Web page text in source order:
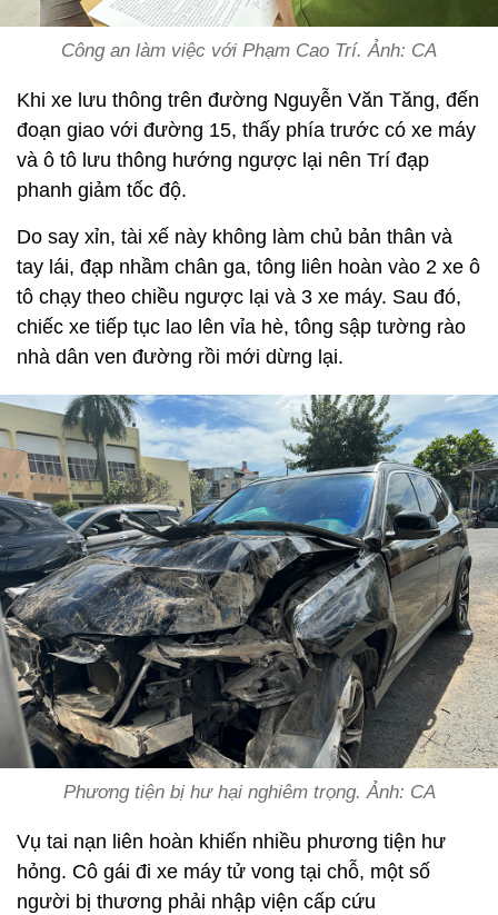
Công an làm việc với Phạm Cao Trí. Ảnh: CA
Khi xe lưu thông trên đường Nguyễn Văn Tăng, đến
đoạn giao với đường 15, thấy phía trước có xe máy
và ô tô lưu thông hướng ngược lại nên Trí đạp
phanh giảm tốc độ.
Do say xỉn, tài xế này không làm chủ bản thân và
tay lái, đạp nhầm chân ga, tông liên hoàn vào 2 xe ô
tô chạy theo chiều ngược lại và 3 xe máy. Sau đó,
chiếc xe tiếp tục lao lên vỉa hè, tông sập tường rào
nhà dân ven đường rồi mới dừng lại.
Phương tiện bị hư hại nghiêm trọng. Ảnh: CA
Vụ tai nạn liên hoàn khiến nhiều phương tiện hư
hỏng. Cô gái đi xe máy tử vong tại chỗ, một số
người bị thương phải nhập viện cấp cứu